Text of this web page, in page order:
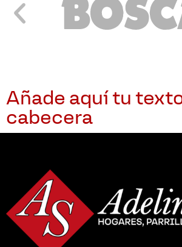
Añade aquí tu
cabecera